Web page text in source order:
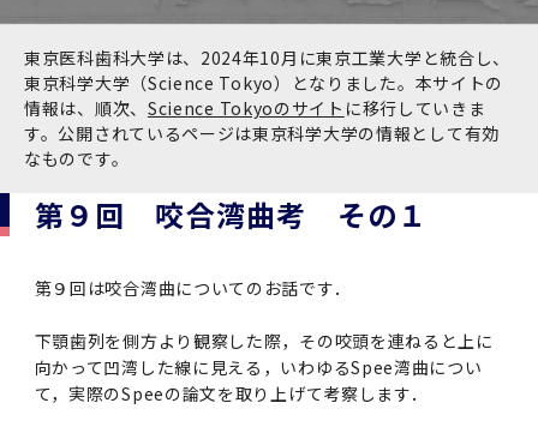
基本理念・沿革
基本理念・沿革トップ
歴代校長及び学長
東京医科歯科大学の特色
学
教育について
大学組織一覧
広報誌・刊行物トップ
大学の計画と評価
大学案内
学部受験生向け「大学案内」（冊子）
入試制度
募集要項
聴講生・科目等履修生および大学院研究生募集
入学に関するお問い合わせ窓口
学生生活トップ
Science Tokyo SPRING (医歯学系)
フロントランナー育成プログラム Science
Tokyo Post-SPRING(医歯学系)春募集につい
て
ための共創型エキスパート人材育成プログラム
対象学生（Science Tokyo BOOST（医歯学
系）生）の募集について
援制度
CS（クリニシャン・サイエンティスト）養成支
援制度トップ
授業・カリキュラム
教育研究組織等
教育研究組織等トップ
ポリシートップ
医学部（医学科･保健衛生学科）
教養部
大学病院
歯科（歯系診療部門）
外部資金
外部資金トップ
研究手続き
大学基金
受験生 在学生
卒業生
東京医科歯科大学は、2024年10月に東京工業大学と統合し、
東京科学大学（Science Tokyo）となりました。本サイトの
情報は、順次、 Science Tokyoのサイト に移行していきま
す。公開されているページは東京科学大学の情報として有効
なものです。
第９回 咬合湾曲考 その１
第９回は咬合湾曲についてのお話です．
下顎歯列を側方より観察した際，その咬頭を連ねると上に
向かって凹湾した線に見える，いわゆるSpee湾曲につい
て，実際のSpeeの論文を取り上げて考察します．